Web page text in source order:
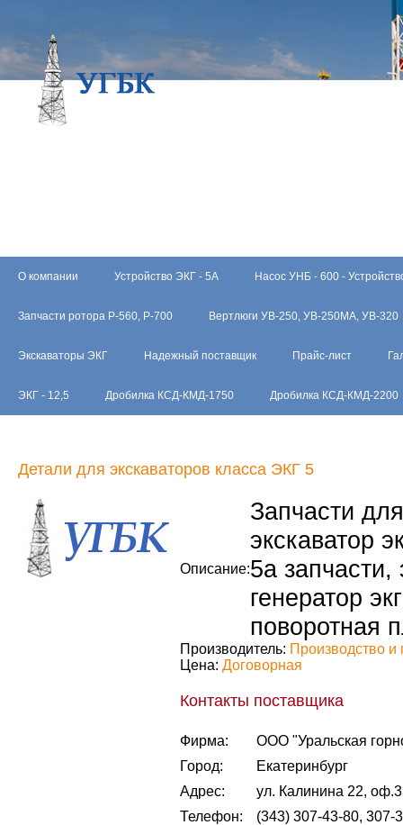
О компании Устройство ЭКГ - 5А Насос УНБ - 600 -
Запчасти ротора Р-560, Р-700 Вертлюги УВ-250, УВ-250МА, УВ-320
Экскаваторы ЭКГ Надежный поставщик Прайс-лист
ЭКГ - 12,5 Дробилка КСД-КМД-1750 Дробилка КСД-КМД-2200
Детали для экскаваторов класса ЭКГ 5
Описание:
Запчасти
экскаватор
5а запчасти,
генератор
поворотная
Производитель: Производство и
Цена: Договорная
Контакты поставщика
Фирма:
ООО "Уральская
Город:
Екатеринбург
Адрес:
ул. Калинина 22,
Телефон:
(343) 307-43-80, 307-